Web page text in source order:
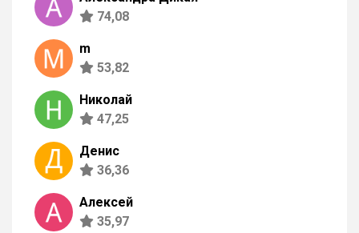
74,08
m
53,82
Николай
47,25
Денис
36,36
Алексей
35,97